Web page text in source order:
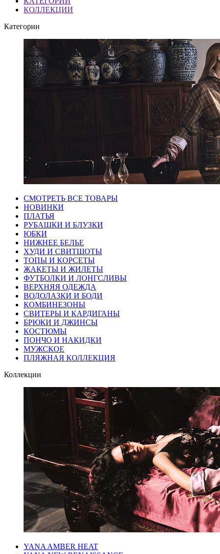
КОЛЛЕКЦИИ
Категории
СМОТРЕТЬ ВСЕ ТОВАРЫ
НОВИНКИ
ПЛАТЬЯ
РУБАШКИ И БЛУЗКИ
ЮБКИ
НИЖНЕЕ БЕЛЬЕ
ХУДИ И СВИТШОТЫ
ТОПЫ И КОРСЕТЫ
ЖАКЕТЫ И ЖИЛЕТЫ
ФУТБОЛКИ И ЛОНГСЛИВЫ
ВЕРХНЯЯ ОДЕЖДА
ВОДОЛАЗКИ И БОДИ
КОМБИНЕЗОНЫ
СВИТЕРЫ И КАРДИГАНЫ
БРЮКИ И ДЖИНСЫ
КОСТЮМЫ
ПОНЧО И НАКИДКИ
МУЖСКОЕ
ПЛЯЖНАЯ КОЛЛЕКЦИЯ
Коллекции
YANA AMBER HEAT